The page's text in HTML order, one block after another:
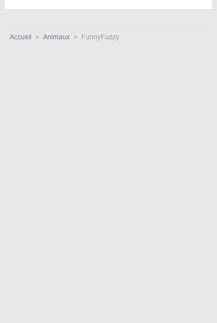
Accueil Animaux FunnyFuzzy